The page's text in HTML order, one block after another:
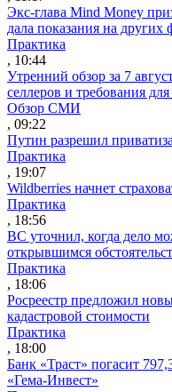
Экс-глава Mind Money
дала показания на других
Практика
, 10:44
Утренний обзор за 7
селлеров и требования
Обзор СМИ
, 09:22
Путин разрешил
Практика
, 19:07
Wildberries начнет
Практика
, 18:56
ВС уточнил, когда дело
открывшимся
Практика
, 18:06
Росреестр предложил
кадастровой стоимости
Практика
, 18:00
Банк «Траст» погасит
«Гема-Инвест»